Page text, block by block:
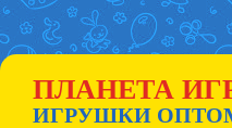
ПЛАНЕТА
ИГРУШКИ